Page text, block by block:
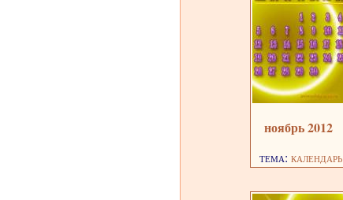
ноябрь 2012
тема: календарь